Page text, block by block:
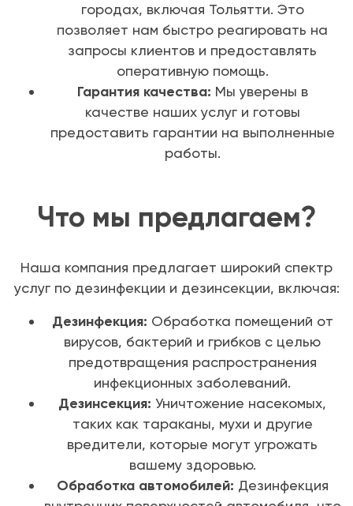
городах, включая Тольятти. Это
позволяет нам быстро реагировать на
запросы клиентов и предоставлять
оперативную помощь.
Гарантия качества: Мы уверены в
качестве наших услуг и готовы
предоставить гарантии на выполненные
работы.
Что мы предлагаем?
Наша компания предлагает широкий спектр
услуг по дезинфекции и дезинсекции, включая:
Дезинфекция: Обработка помещений от
вирусов, бактерий и грибков с целью
предотвращения распространения
инфекционных заболеваний.
Дезинсекция: Уничтожение насекомых,
таких как тараканы, мухи и другие
вредители, которые могут угрожать
вашему здоровью.
Обработка автомобилей: Дезинфекция